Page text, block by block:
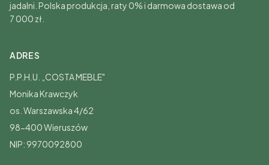
jadalni. Polska produkcja, raty 0% i darmowa dostawa od
7 000 zł.
ADRES
P.P.H.U. „COSTA MEBLE"
Monika Krawczyk
os. Warszawska 4/62
98-400 Wieruszów
NIP: 9970092800